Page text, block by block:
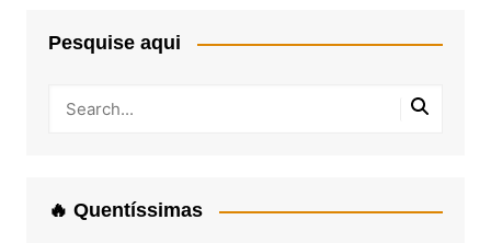
Pesquise aqui
🔥 Quentíssimas